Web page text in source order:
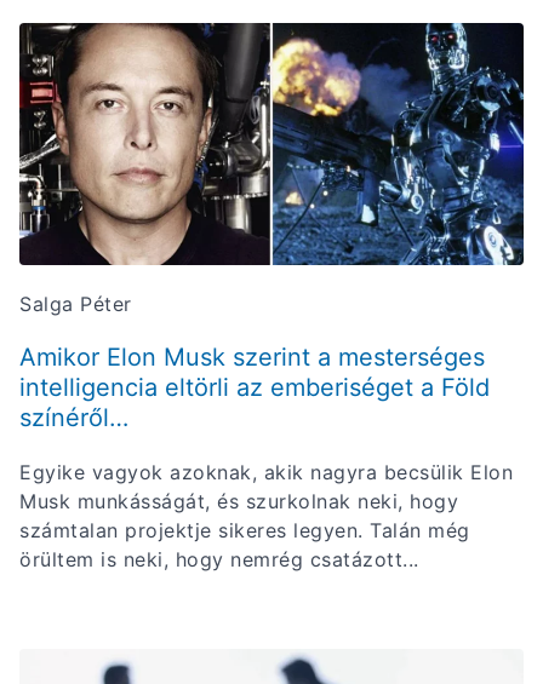
Salga Péter
Amikor Elon Musk szerint a mesterséges
intelligencia eltörli az emberiséget a Föld
színéről…
Egyike vagyok azoknak, akik nagyra becsülik Elon
Musk munkásságát, és szurkolnak neki, hogy
számtalan projektje sikeres legyen. Talán még
örültem is neki, hogy nemrég csatázott...